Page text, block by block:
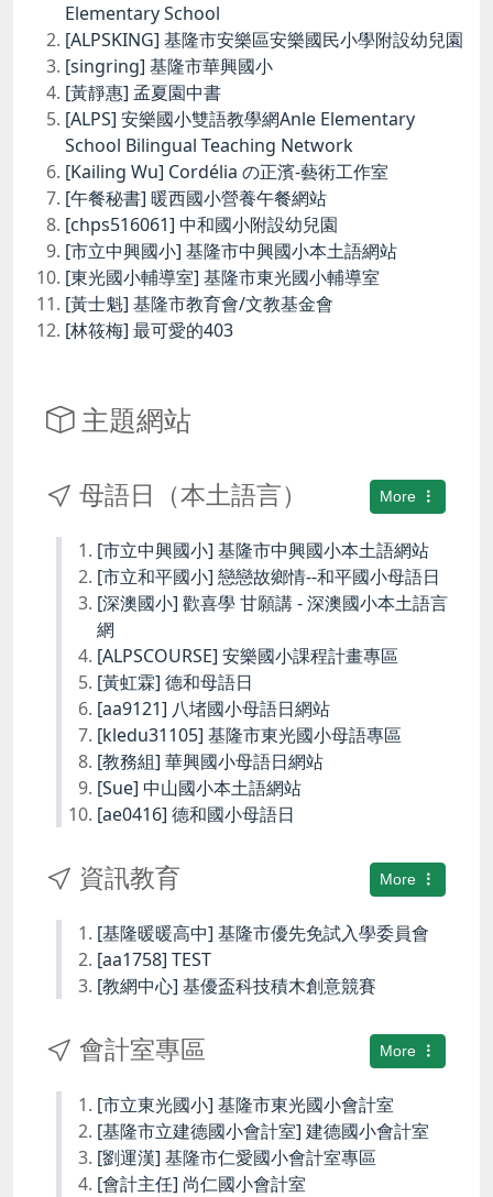
Elementary School
[ALPSKING] 基隆市安樂區安樂國民小學附設幼兒園
[singring] 基隆市華興國小
[黃靜惠] 孟夏園中書
[ALPS] 安樂國小雙語教學網Anle Elementary
School Bilingual Teaching Network
[Kailing Wu] Cordélia の正濱-藝術工作室
[午餐秘書] 暖西國小營養午餐網站
[chps516061] 中和國小附設幼兒園
[市立中興國小] 基隆市中興國小本土語網站
[東光國小輔導室] 基隆市東光國小輔導室
[黃士魁] 基隆市教育會/文教基金會
[林筱梅] 最可愛的403
主題網站
More
母語日（本土語言）
[市立中興國小] 基隆市中興國小本土語網站
[市立和平國小] 戀戀故鄉情--和平國小母語日
[深澳國小] 歡喜學 甘願講 - 深澳國小本土語言
網
[ALPSCOURSE] 安樂國小課程計畫專區
[黃虹霖] 德和母語日
[aa9121] 八堵國小母語日網站
[kledu31105] 基隆市東光國小母語專區
[教務組] 華興國小母語日網站
[Sue] 中山國小本土語網站
[ae0416] 德和國小母語日
More
資訊教育
[基隆暖暖高中] 基隆市優先免試入學委員會
[aa1758] TEST
[教網中心] 基優盃科技積木創意競賽
More
會計室專區
[市立東光國小] 基隆市東光國小會計室
[基隆市立建德國小會計室] 建德國小會計室
[劉運漢] 基隆市仁愛國小會計室專區
[會計主任] 尚仁國小會計室